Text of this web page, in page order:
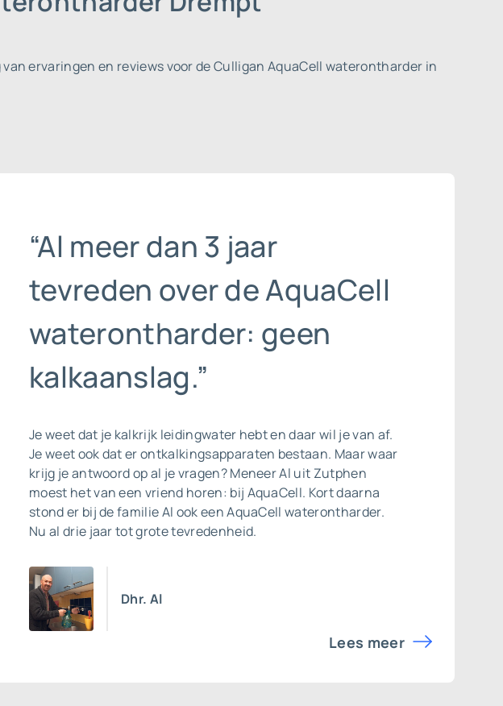
ervaringen en reviews voor de Culligan AquaCell waterontharder in
“Al meer dan 3 jaar
tevreden over de AquaCell
waterontharder: geen
kalkaanslag.”
Je weet dat je kalkrijk leidingwater hebt en daar wil je van af.
Je weet ook dat er ontkalkingsapparaten bestaan. Maar waar
krijg je antwoord op al je vragen? Meneer Al uit Zutphen
moest het van een vriend horen: bij AquaCell. Kort daarna
stond er bij de familie Al ook eenAquaCell waterontharder.
Nu al drie jaar tot grote tevredenheid.
Dhr. Al
Lees meer